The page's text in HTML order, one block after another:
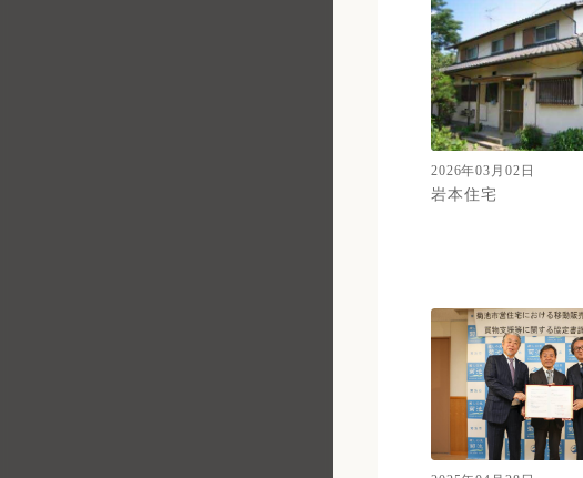
2026年03月02日
岩本住宅